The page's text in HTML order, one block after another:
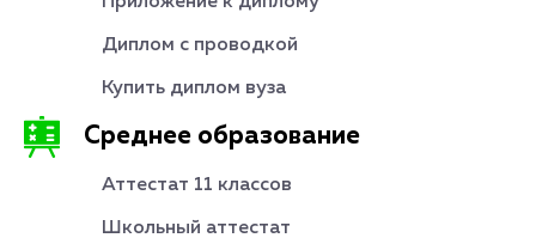
Диплом с проводкой
Купить диплом вуза
Среднее образование
Аттестат 11 классов
Школьный аттестат